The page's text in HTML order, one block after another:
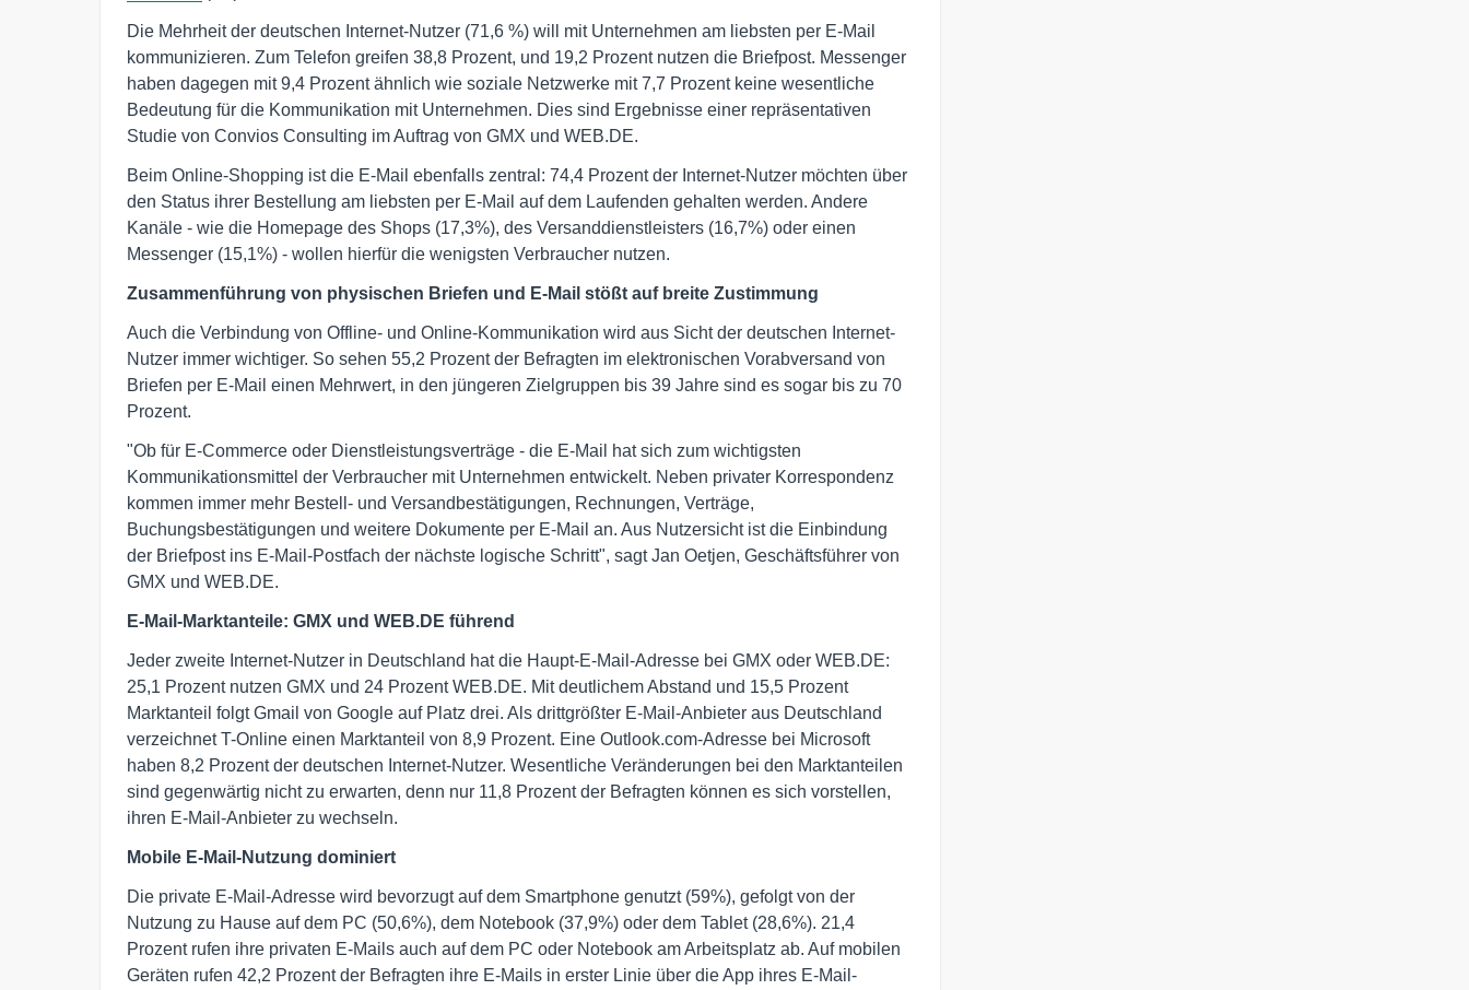
Die Mehrheit der deutschen Internet-Nutzer (71,6 %) will mit Unternehmen am liebsten per E-Mail
kommunizieren. Zum Telefon greifen 38,8 Prozent, und 19,2 Prozent nutzen die Briefpost. Messenger
haben dagegen mit 9,4 Prozent ähnlich wie soziale Netzwerke mit 7,7 Prozent keine wesentliche
Bedeutung für die Kommunikation mit Unternehmen. Dies sind Ergebnisse einer repräsentativen
Studie von Convios Consulting im Auftrag von GMX und WEB.DE.
Beim Online-Shopping ist die E-Mail ebenfalls zentral: 74,4 Prozent der Internet-Nutzer möchten über
den Status ihrer Bestellung am liebsten per E-Mail auf dem Laufenden gehalten werden. Andere
Kanäle - wie die Homepage des Shops (17,3%), des Versanddienstleisters (16,7%) oder einen
Messenger (15,1%) - wollen hierfür die wenigsten Verbraucher nutzen.
Zusammenführung von physischen Briefen und E-Mail stößt auf breite Zustimmung
Auch die Verbindung von Offline- und Online-Kommunikation wird aus Sicht der deutschen Internet-
Nutzer immer wichtiger. So sehen 55,2 Prozent der Befragten im elektronischen Vorabversand von
Briefen per E-Mail einen Mehrwert, in den jüngeren Zielgruppen bis 39 Jahre sind es sogar bis zu 70
Prozent.
"Ob für E-Commerce oder Dienstleistungsverträge - die E-Mail hat sich zum wichtigsten
Kommunikationsmittel der Verbraucher mit Unternehmen entwickelt. Neben privater Korrespondenz
kommen immer mehr Bestell- und Versandbestätigungen, Rechnungen, Verträge,
Buchungsbestätigungen und weitere Dokumente per E-Mail an. Aus Nutzersicht ist die Einbindung
der Briefpost ins E-Mail-Postfach der nächste logische Schritt", sagt Jan Oetjen, Geschäftsführer von
GMX und WEB.DE.
E-Mail-Marktanteile: GMX und WEB.DE führend
Jeder zweite Internet-Nutzer in Deutschland hat die Haupt-E-Mail-Adresse bei GMX oder WEB.DE:
25,1 Prozent nutzen GMX und 24 Prozent WEB.DE. Mit deutlichem Abstand und 15,5 Prozent
Marktanteil folgt Gmail von Google auf Platz drei. Als drittgrößter E-Mail-Anbieter aus Deutschland
verzeichnet T-Online einen Marktanteil von 8,9 Prozent. Eine Outlook.com-Adresse bei Microsoft
haben 8,2 Prozent der deutschen Internet-Nutzer. Wesentliche Veränderungen bei den Marktanteilen
sind gegenwärtig nicht zu erwarten, denn nur 11,8 Prozent der Befragten können es sich vorstellen,
ihren E-Mail-Anbieter zu wechseln.
Mobile E-Mail-Nutzung dominiert
Die private E-Mail-Adresse wird bevorzugt auf dem Smartphone genutzt (59%), gefolgt von der
Nutzung zu Hause auf dem PC (50,6%), dem Notebook (37,9%) oder dem Tablet (28,6%). 21,4
Prozent rufen ihre privaten E-Mails auch auf dem PC oder Notebook am Arbeitsplatz ab. Auf mobilen
Geräten rufen 42,2 Prozent der Befragten ihre E-Mails in erster Linie über die App ihres E-Mail-